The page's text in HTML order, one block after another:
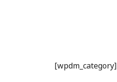
[wpdm_category]